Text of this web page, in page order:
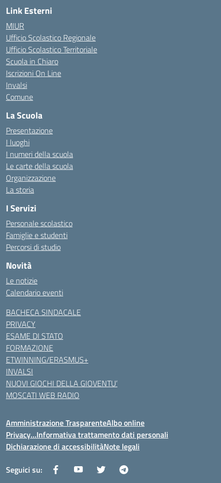
Link Esterni
MIUR
Ufficio Scolastico Regionale
Ufficio Scolastico Territoriale
Scuola in Chiaro
Iscrizioni On Line
Invalsi
Comune
La Scuola
Presentazione
I luoghi
I numeri della scuola
Le carte della scuola
Organizzazione
La storia
I Servizi
Personale scolastico
Famiglie e studenti
Percorsi di studio
Novità
Le notizie
Calendario eventi
BACHECA SINDACALE
PRIVACY
ESAME DI STATO
FORMAZIONE
ETWINNING/ERASMUS+
INVALSI
NUOVI GIOCHI DELLA GIOVENTU’
MOSCATI WEB RADIO
Amministrazione TrasparenteAlbo online
Privacy…Informativa trattamento dati personali
Dichiarazione di accessibilitàNote legali
Seguici su: